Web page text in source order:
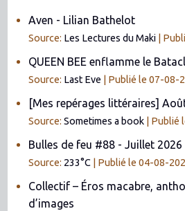
Aven - Lilian Bathelot
Source: Les Lectures du Maki
QUEEN BEE enflamme le
Source: Last Eve Publié le 07-08-
[Mes repérages littéraires]
Source:Sometimes a book Publié
Bulles de feu #88 - Juillet 2026
Source: 233°C Publié le 04-08-
Collectif – Éros macabre,
d’images